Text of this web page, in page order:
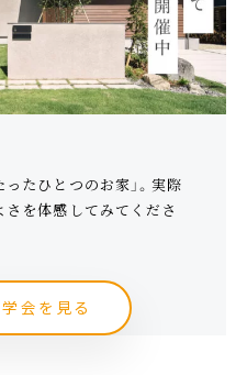
たひとつのお家」。実際
さを体感してみてくださ
会を見る